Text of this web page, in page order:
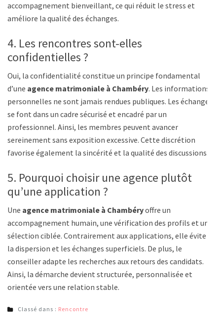
accompagnement bienveillant, ce qui réduit le stress et
améliore la qualité des échanges.
4. Les rencontres sont-elles
confidentielles ?
Oui, la confidentialité constitue un principe fondamental
d’une agence matrimoniale à Chambéry. Les informations
personnelles ne sont jamais rendues publiques. Les échanges
se font dans un cadre sécurisé et encadré par un
professionnel. Ainsi, les membres peuvent avancer
sereinement sans exposition excessive. Cette discrétion
favorise également la sincérité et la qualité des discussions.
5. Pourquoi choisir une agence plutôt
qu’une application ?
Une agence matrimoniale à Chambéryoffre un
accompagnement humain, une vérification des profils et une
sélection ciblée. Contrairement aux applications, elle évite
la dispersion et les échanges superficiels. De plus, le
conseiller adapte les recherches aux retours des candidats.
Ainsi, la démarche devient structurée, personnalisée et
orientée vers une relation stable.
Classé dans : Rencontre